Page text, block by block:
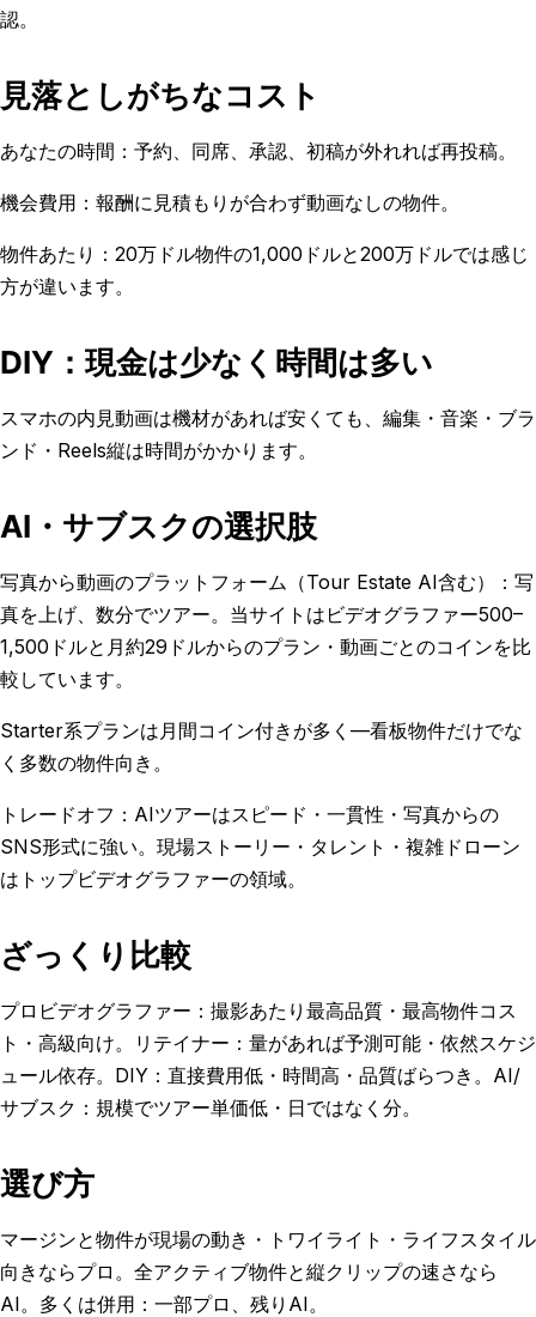
認。
見落としがちなコスト
あなたの時間：予約、同席、承認、初稿が外れれば再投稿。
機会費用：報酬に見積もりが合わず動画なしの物件。
物件あたり：20万ドル物件の1,000ドルと200万ドルでは感じ
方が違います。
DIY：現金は少なく時間は多い
スマホの内見動画は機材があれば安くても、編集・音楽・ブラ
ンド・Reels縦は時間がかかります。
AI・サブスクの選択肢
写真から動画のプラットフォーム（Tour Estate AI含む）：写
真を上げ、数分でツアー。当サイトはビデオグラファー500–
1,500ドルと月約29ドルからのプラン・動画ごとのコインを比
較しています。
Starter系プランは月間コイン付きが多く—看板物件だけでな
く多数の物件向き。
トレードオフ：AIツアーはスピード・一貫性・写真からの
SNS形式に強い。現場ストーリー・タレント・複雑ドローン
はトップビデオグラファーの領域。
ざっくり比較
プロビデオグラファー：撮影あたり最高品質・最高物件コス
ト・高級向け。リテイナー：量があれば予測可能・依然スケジ
ュール依存。DIY：直接費用低・時間高・品質ばらつき。AI/
サブスク：規模でツアー単価低・日ではなく分。
選び方
マージンと物件が現場の動き・トワイライト・ライフスタイル
向きならプロ。全アクティブ物件と縦クリップの速さなら
AI。多くは併用：一部プロ、残りAI。